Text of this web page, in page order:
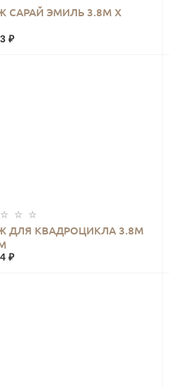
САРАЙ ЭМИЛЬ 3.8М Х
₽
КУПИТЬ
ДЛЯ КВАДРОЦИКЛА 3.8М
₽
КУПИТЬ